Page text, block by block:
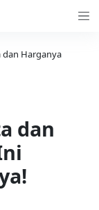
dan Harganya
dan